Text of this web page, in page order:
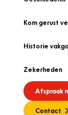
Kom gerust
Historie
Zekerheden
Afspraak
Contact